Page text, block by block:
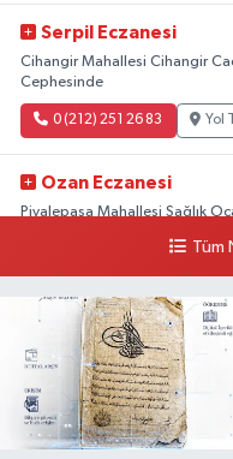
Serpil Eczanesi
Cihangir Mahallesi Cihangir
Cephesinde
0 (212) 251 26 83 Yol
Ozan Eczanesi
Piyalepaşa Mahallesi Sağlık
Yol
Tüm